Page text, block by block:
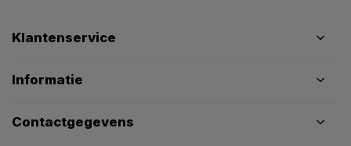
Klantenservice
Informatie
Contactgegevens